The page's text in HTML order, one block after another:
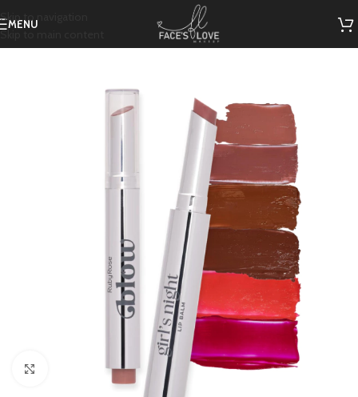
Skip to navigation
Skip to main content
MENU
Clique para ampliar